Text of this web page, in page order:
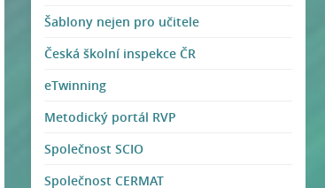
Šablony nejen pro učitele
Česká školní inspekce ČR
eTwinning
Metodický portál RVP
Společnost SCIO
Společnost CERMAT